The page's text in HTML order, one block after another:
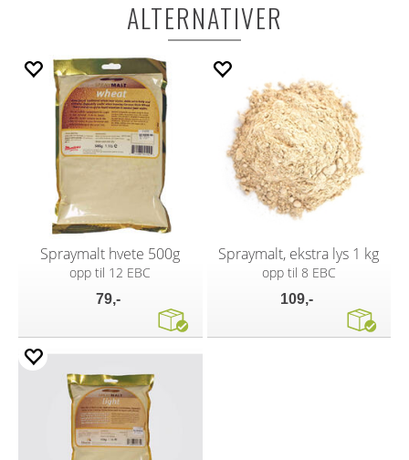
ALTERNATIVER
Spraymalt hvete 500g
opp til 12 EBC
79,-
Spraymalt, ekstra lys 1 kg
opp til 8 EBC
109,-